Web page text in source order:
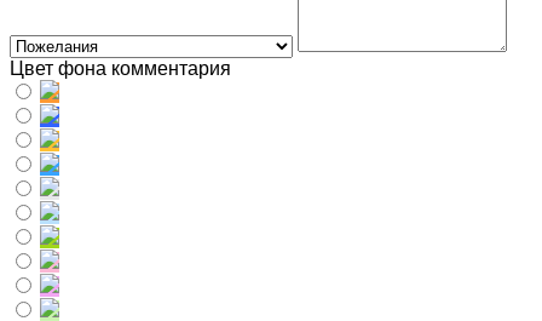
Цвет фона комментария